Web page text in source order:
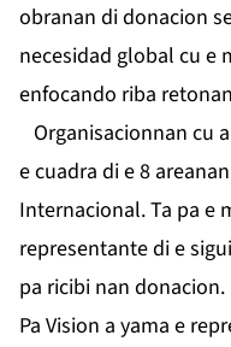
obranan di donacion
necesidad global cu e
enfocando riba
Organisacionnan cu
e cuadra di e 8
Internacional. Ta pa e
representante di e
pa ricibi nan donacion.
Pa Vision a yama e